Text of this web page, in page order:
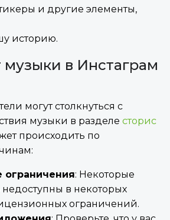
и другие элементы,
историю.
музыки в Инстаграм
могут столкнуться с
музыки в разделе сторис
происходить по
ограничения: Некоторые
недоступны в некоторых
ограничений.